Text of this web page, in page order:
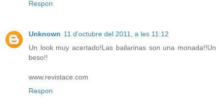
Respon
Unknown 11 d’octubre del 2011, a les 11:12
Un look muy acertado!Las bailarinas son una monada!!Un
beso!!
www.revistace.com
Respon